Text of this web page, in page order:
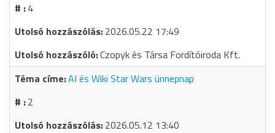
4
2026.05.22 17:49
Czopyk és Társa Fordítóiroda Kft.
AI és Wiki Star Wars ünnepnap
2
2026.05.12 13:40